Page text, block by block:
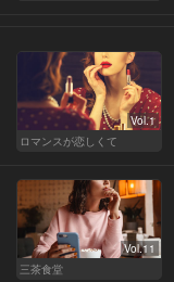
Vol.1
ロマンスが恋しくて
Vol.11
三茶食堂